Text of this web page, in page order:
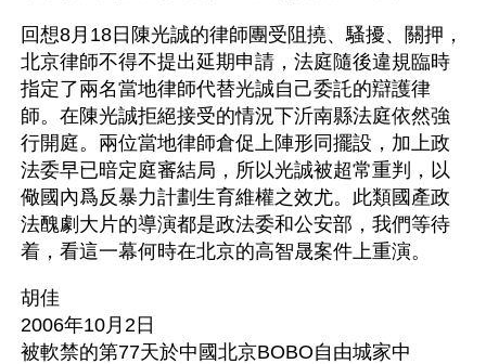
回想8月18日陳光誠的律師團受阻撓、騷擾、關押，
北京律師不得不提出延期申請，法庭隨後違規臨時
指定了兩名當地律師代替光誠自己委託的辯護律
師。在陳光誠拒絕接受的情況下沂南縣法庭依然強
行開庭。兩位當地律師倉促上陣形同擺設，加上政
法委早已暗定庭審結局，所以光誠被超常重判，以
儆國內爲反暴力計劃生育維權之效尤。此類國產政
法醜劇大片的導演都是政法委和公安部，我們等待
着，看這一幕何時在北京的高智晟案件上重演。
胡佳
2006年10月2日
被軟禁的第77天於中國北京BOBO自由城家中